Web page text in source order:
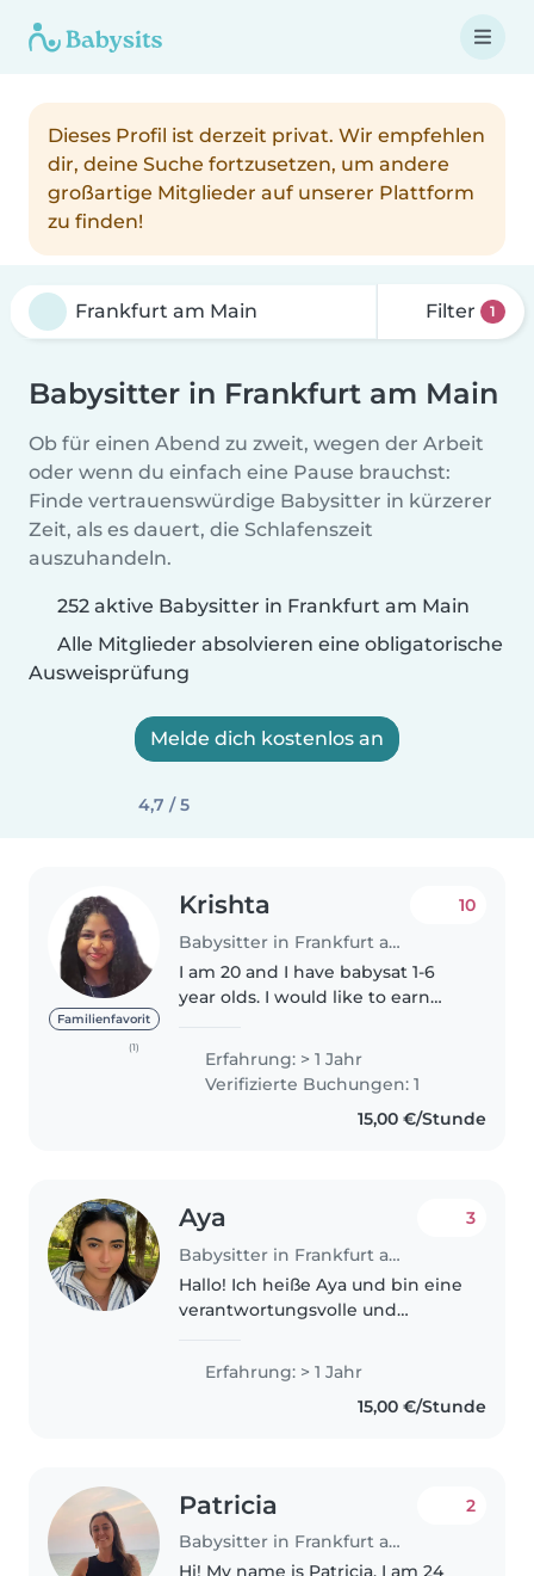
Dieses Profil ist derzeit privat. Wir empfehlen
dir, deine Suche fortzusetzen, um andere
großartige Mitglieder auf unserer Plattform
zu finden!
Filter 1
Babysitter in Frankfurt am Main
Ob für einen Abend zu zweit, wegen der Arbeit
oder wenn du einfach eine Pause brauchst:
Finde vertrauenswürdige Babysitter in kürzerer
Zeit, als es dauert, die Schlafenszeit
auszuhandeln.
252 aktive Babysitter in Frankfurt am Main
Alle Mitglieder absolvieren eine obligatorische
Ausweisprüfung
Melde dich kostenlos an
4,7 / 5
Familienfavorit
(1)
Krishta
Babysitter in Frankfurt am Main
10
I am 20 and I have babysat 1-6
year olds. I would like to earn
travel or meals now that I am in
Germany for university. I can
help with homework, keeping..
Erfahrung: > 1 Jahr
Verifizierte Buchungen: 1
15,00 €/Stunde
Aya
Babysitter in Frankfurt am Main
3
Hallo! Ich heiße Aya und bin eine
verantwortungsvolle und
Magdeburg und suche einen
Babysitter-Job neben meinem
Erfahrung: > 1 Jahr
15,00 €/Stunde
Patricia
Babysitter in Frankfurt am Main
2
Hi! My name is Patricia, I am 24